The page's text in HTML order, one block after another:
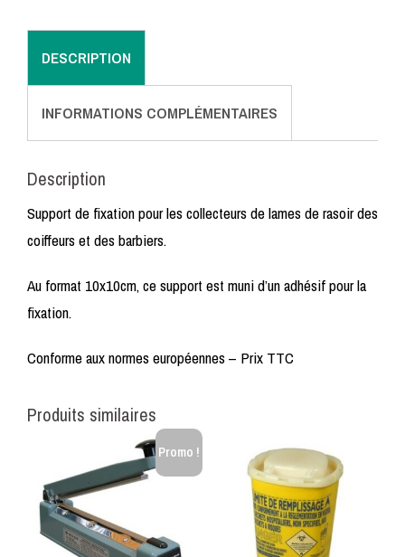
DESCRIPTION
INFORMATIONS COMPLÉMENTAIRES
Description
Support de fixation pour les collecteurs de lames de rasoir des
coiffeurs et des barbiers.
Au format 10x10cm, ce support est muni d’un adhésif pour la
fixation.
Conforme aux normes européennes – Prix TTC
Produits similaires
Promo !